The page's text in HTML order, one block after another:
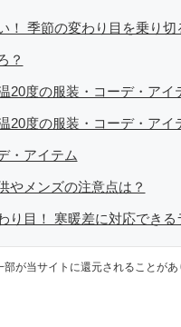
！ 季節の変わり目を乗り
？
20度の服装・コーデ・アイ
20度の服装・コーデ・アイ
・アイテム
やメンズの注意点は？
り目！ 寒暖差に対応でき
が当サイトに還元されることがあ